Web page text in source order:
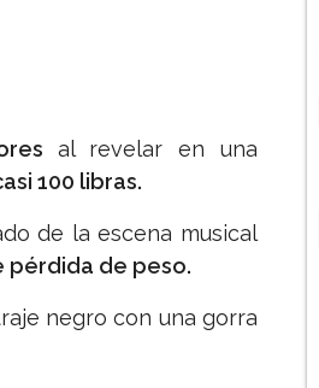
al revelar en una
100 libras.
de la escena musical
pérdida de peso.
negro con una gorra